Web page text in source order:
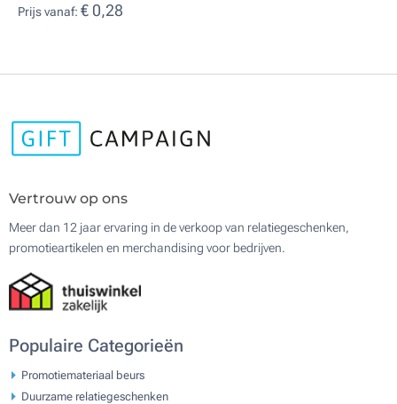
Prijs vanaf: € 0,28
Vertrouw op ons
Meer dan 12 jaar ervaring in de verkoop van relatiegeschenken,
promotieartikelen en merchandising voor bedrijven.
Populaire Categorieën
Promotiemateriaal beurs
Duurzame relatiegeschenken